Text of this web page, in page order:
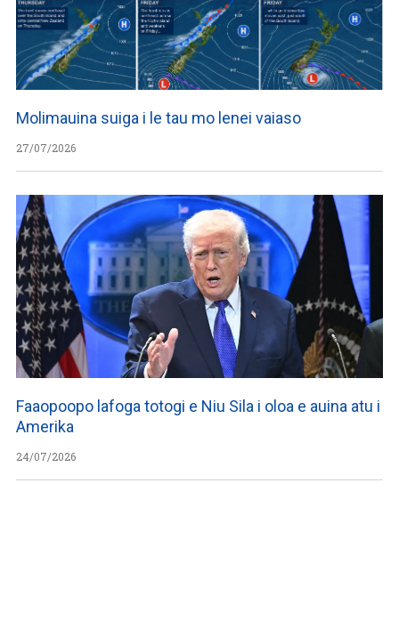
Molimauina suiga i le tau mo lenei vaiaso
27/07/2026
Faaopoopo lafoga totogi e Niu Sila i oloa e auina atu i
Amerika
24/07/2026